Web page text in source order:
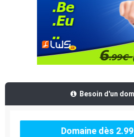
Besoin d'un
Domaine dès